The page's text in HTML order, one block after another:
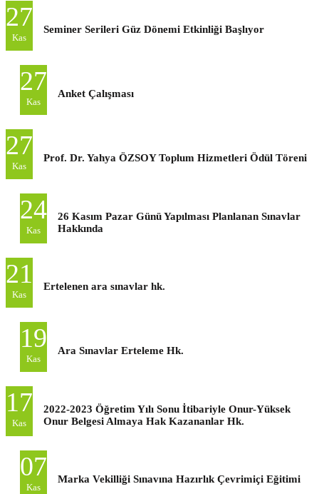
27
Kas
Seminer Serileri Güz Dönemi Etkinliği Başlıyor
27
Kas
Anket Çalışması
27
Kas
Prof. Dr. Yahya ÖZSOY Toplum Hizmetleri Ödül Töreni
24
Kas
26 Kasım Pazar Günü Yapılması Planlanan Sınavlar
Hakkında
21
Kas
Ertelenen ara sınavlar hk.
19
Kas
Ara Sınavlar Erteleme Hk.
17
Kas
2022-2023 Öğretim Yılı Sonu İtibariyle Onur-Yüksek
Onur Belgesi Almaya Hak Kazananlar Hk.
07
Kas
Marka Vekilliği Sınavına Hazırlık Çevrimiçi Eğitimi